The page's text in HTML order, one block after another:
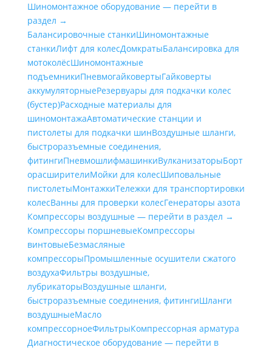
Шиномонтажное оборудование — перейти в
раздел →
Балансировочные станкиШиномонтажные
станкиЛифт для колесДомкратыБалансировка для
мотоколёсШиномонтажные
подъемникиПневмогайковертыГайковерты
аккумуляторныеРезервуары для подкачки колес
(бустер)Расходные материалы для
шиномонтажаАвтоматические станции и
пистолеты для подкачки шинВоздушные шланги,
быстроразъемные соединения,
фитингиПневмошлифмашинкиВулканизаторыБорт
орасширителиМойки для колесШиповальные
пистолетыМонтажкиТележки для транспортировки
колесВанны для проверки колесГенераторы азота
Компрессоры воздушные — перейти в раздел →
Компрессоры поршневыеКомпрессоры
винтовыеБезмасляные
компрессорыПромышленные осушители сжатого
воздухаФильтры воздушные,
лубрикаторыВоздушные шланги,
быстроразъемные соединения, фитингиШланги
воздушныеМасло
компрессорноеФильтрыКомпрессорная арматура
Диагностическое оборудование — перейти в